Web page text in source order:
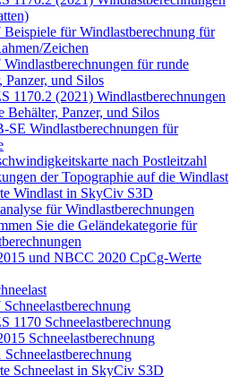
für Windlastberechnung für
Zeichen
für runde
Panzer, und Silos
1170.2 (2021) Windlastberechnungen
Behälter, Panzer, und Silos
SE Windlastberechnungen für
nach Postleitzahl
der Topographie auf die Windlast
Windlast in SkyCiv S3D
für Windlastberechnungen
Sie die Geländekategorie für
und NBCC 2020 CpCg-Werte
1170 Schneelastberechnung
Schneelastberechnung
Schneelast in SkyCiv S3D